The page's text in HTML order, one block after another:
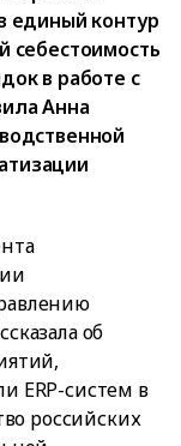
единый контур
себестоимость
в работе с
Анна
об
ERP-систем в
российских